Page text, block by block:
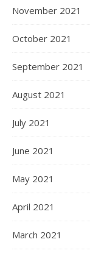
November 2021
October 2021
September 2021
August 2021
July 2021
June 2021
May 2021
April 2021
March 2021